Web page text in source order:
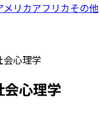
メリカアフリカその他
会心理学
心理学